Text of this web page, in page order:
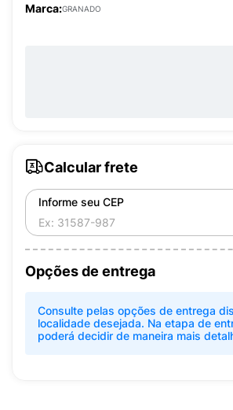
Marca:GRANADO
Calcular frete
Informe seu CEP
Opções de entrega
Consulte pelas opções de entrega
localidade desejada. Na etapa de
poderá decidir de maneira mais